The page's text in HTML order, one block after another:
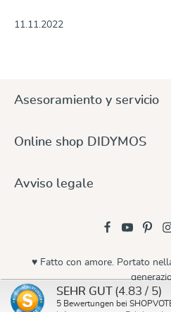
11.11.2022
Asesoramiento y servicio
Online shop DIDYMOS
Avviso legale
© 2026
♥ Fatto con amore. Portato
SEHR GUT (4.83 / 5)
5 Bewertungen bei